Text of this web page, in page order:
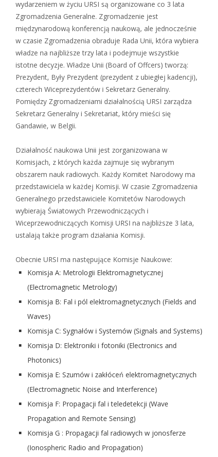
wydarzeniem w życiu URSI są organizowane co 3 lata
Zgromadzenia Generalne. Zgromadzenie jest
międzynarodową konferencją naukową, ale jednocześnie
w czasie Zgromadzenia obraduje Rada Unii, która wybiera
władze na najbliższe trzy lata i podejmuje wszystkie
istotne decyzje. Władze Unii (Board of Offcers) tworzą:
Prezydent, Były Prezydent (prezydent z ubiegłej kadencji),
czterech Wiceprezydentów i Sekretarz Generalny.
Pomiędzy Zgromadzeniami działalnością URSI zarządza
Sekretarz Generalny i Sekretariat, który mieści się
Gandawie, w Belgii.
Działalność naukowa Unii jest zorganizowana w
Komisjach, z których każda zajmuje się wybranym
obszarem nauk radiowych. Każdy Komitet Narodowy ma
przedstawiciela w każdej Komisji. W czasie Zgromadzenia
Generalnego przedstawiciele Komitetów Narodowych
wybierają Światowych Przewodniczących i
Wiceprzewodniczących Komisji URSI na najbliższe 3 lata,
ustalają także program działania Komisji.
Obecnie URSI ma następujące Komisje Naukowe:
Komisja A: Metrologii Elektromagnetycznej
(Electromagnetic Metrology)
Komisja B: Fal i pól elektromagnetycznych (Fields and
Waves)
Komisja C: Sygnałów i Systemów (Signals and Systems)
Komisja D: Elektroniki i fotoniki (Electronics and
Photonics)
Komisja E: Szumów i zakłóceń elektromagnetycznych
(Electromagnetic Noise and Interference)
Komisja F: Propagacji fal i teledetekcji (Wave
Propagation and Remote Sensing)
Komisja G : Propagacji fal radiowych w jonosferze
(Ionospheric Radio and Propagation)